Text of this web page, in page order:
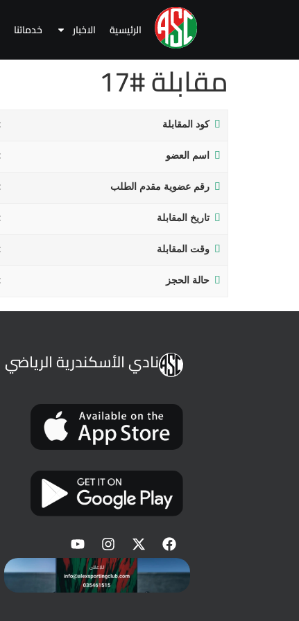
الرئيسية الاخبار خدماتنا
مقابلة #17
كود المقابلة
اسم العضو
رقم عضوية مقدم الطلب
تاريخ المقابلة
وقت المقابلة
حالة الحجز
نادي الأسكندرية الرياضي